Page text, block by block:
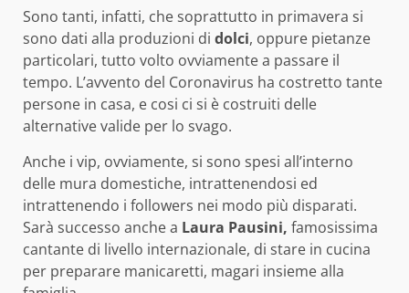
Sono tanti, infatti, che soprattutto in primavera si
sono dati alla produzioni di dolci, oppure pietanze
particolari, tutto volto ovviamente a passare il
tempo. L’avvento del Coronavirus ha costretto tante
persone in casa, e cosi ci si è costruiti delle
alternative valide per lo svago.
Anche i vip, ovviamente, si sono spesi all’interno
delle mura domestiche, intrattenendosi ed
intrattenendo i followers nei modo più disparati.
Sarà successo anche a Laura Pausini, famosissima
cantante di livello internazionale, di stare in cucina
per preparare manicaretti, magari insieme alla